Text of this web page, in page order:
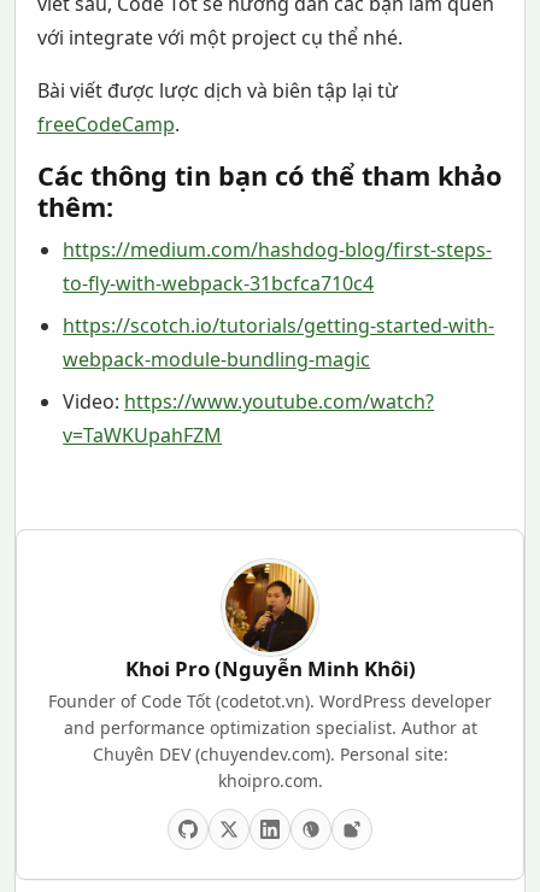
với integrate với một project cụ thể nhé.
Bài viết được lược dịch và biên tập lại từ
freeCodeCamp.
Các thông tin bạn có thể tham khảo
thêm:
https://medium.com/hashdog-blog/first-steps-
to-fly-with-webpack-31bcfca710c4
https://scotch.io/tutorials/getting-started-with-
webpack-module-bundling-magic
Video: https://www.youtube.com/watch?
v=TaWKUpahFZM
Khoi Pro (Nguyễn Minh Khôi)
Founder of Code Tốt (codetot.vn). WordPress developer
and performance optimization specialist. Author at
Chuyên DEV (chuyendev.com). Personal site:
khoipro.com.